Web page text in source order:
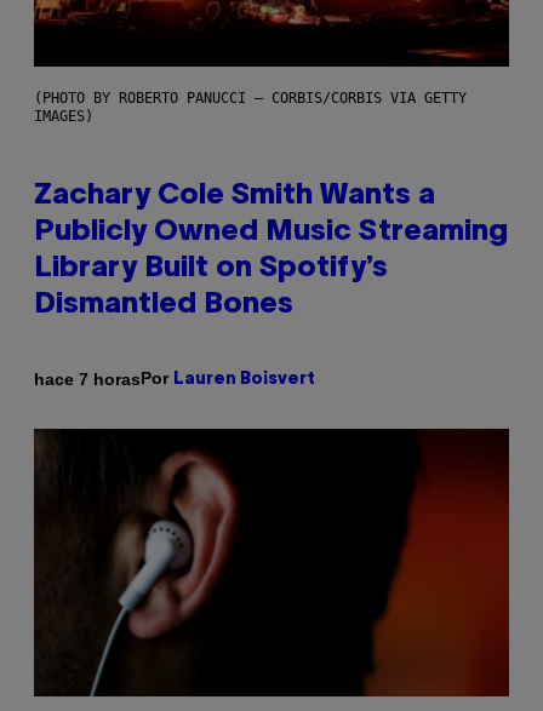
(PHOTO BY ROBERTO PANUCCI – CORBIS/CORBIS VIA GETTY
IMAGES)
Zachary Cole Smith Wants a
Publicly Owned Music Streaming
Library Built on Spotify’s
Dismantled Bones
hace 7 horasPor Lauren Boisvert